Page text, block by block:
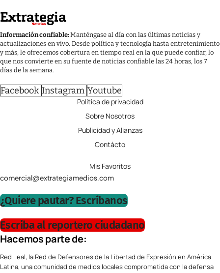
Información confiable:Manténgase al día con las últimas noticias y
actualizaciones en vivo. Desde política y tecnología hasta entretenimiento
y más, le ofrecemos cobertura en tiempo real en la que puede confiar, lo
que nos convierte en su fuente de noticias confiable las 24 horas, los 7
días de la semana.
Facebook Instagram Youtube
Política de privacidad
Sobre Nosotros
Publicidad y Alianzas
Contácto
Mis Favoritos
comercial@extrategiamedios.com
¿Quiere pautar? Escríbanos
Escriba al reportero ciudadano
Hacemos parte de:
Red Leal, la Red de Defensores de la Libertad de Expresión en América
Latina, una comunidad de medios locales comprometida con la defensa